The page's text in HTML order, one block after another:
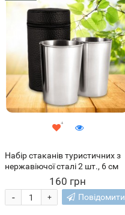
Набір стаканів туристичних з
нержавіючої сталі 2 шт., 6 см
160 грн
+
- Повідомити